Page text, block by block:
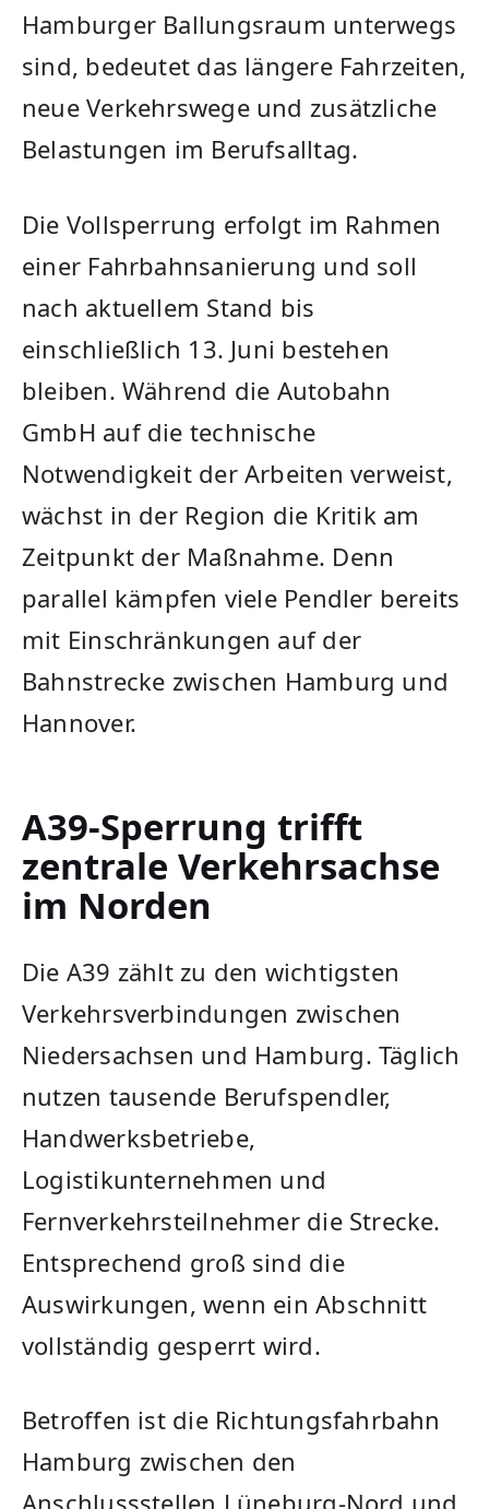
Hamburger Ballungsraum unterwegs
sind, bedeutet das längere Fahrzeiten,
neue Verkehrswege und zusätzliche
Belastungen im Berufsalltag.
Die Vollsperrung erfolgt im Rahmen
einer Fahrbahnsanierung und soll
nach aktuellem Stand bis
einschließlich 13. Juni bestehen
bleiben. Während die Autobahn
GmbH auf die technische
Notwendigkeit der Arbeiten verweist,
wächst in der Region die Kritik am
Zeitpunkt der Maßnahme. Denn
parallel kämpfen viele Pendler bereits
mit Einschränkungen auf der
Bahnstrecke zwischen Hamburg und
Hannover.
A39-Sperrung trifft
zentrale Verkehrsachse
im Norden
Die A39 zählt zu den wichtigsten
Verkehrsverbindungen zwischen
Niedersachsen und Hamburg. Täglich
nutzen tausende Berufspendler,
Handwerksbetriebe,
Logistikunternehmen und
Fernverkehrsteilnehmer die Strecke.
Entsprechend groß sind die
Auswirkungen, wenn ein Abschnitt
vollständig gesperrt wird.
Betroffen ist die Richtungsfahrbahn
Hamburg zwischen den